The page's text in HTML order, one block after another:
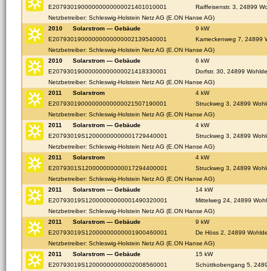
E20793019000000000000021401010001
Raiffeisenstr. 3, 24899
Netzbetreiber: Schleswig-Holstein Netz AG (E.ON Hanse AG)
2010
Solarstrom — Gebäude
9 kW
E20793019000000000000002139540001
Kameckenweg 7, 24899
Netzbetreiber: Schleswig-Holstein Netz AG (E.ON Hanse AG)
2010
Solarstrom — Gebäude
6 kW
E20793019000000000000021418330001
Dorfstr. 30, 24899 Wohlde
Netzbetreiber: Schleswig-Holstein Netz AG (E.ON Hanse AG)
2011
Solarstrom
4 kW
E20793019000000000000021507190001
Struckweg 3, 24899
Netzbetreiber: Schleswig-Holstein Netz AG (E.ON Hanse AG)
2011
Solarstrom — Gebäude
4 kW
E20793019S12000000000001729440001
Struckweg 3, 24899
Netzbetreiber: Schleswig-Holstein Netz AG (E.ON Hanse AG)
2011
Solarstrom
4 kW
E2079301S120000000000017294400001
Struckweg 3, 24899
Netzbetreiber: Schleswig-Holstein Netz AG (E.ON Hanse AG)
2011
Solarstrom — Gebäude
14 kW
E20793019S12000000000001490320001
Mittelweg 24, 24899
Netzbetreiber: Schleswig-Holstein Netz AG (E.ON Hanse AG)
2011
Solarstrom — Gebäude
9 kW
E20793019S12000000000001900460001
De Höss 2, 24899
Netzbetreiber: Schleswig-Holstein Netz AG (E.ON Hanse AG)
2011
Solarstrom — Gebäude
15 kW
E20793019S12000000000002008560001
Schüttkobengang 5,